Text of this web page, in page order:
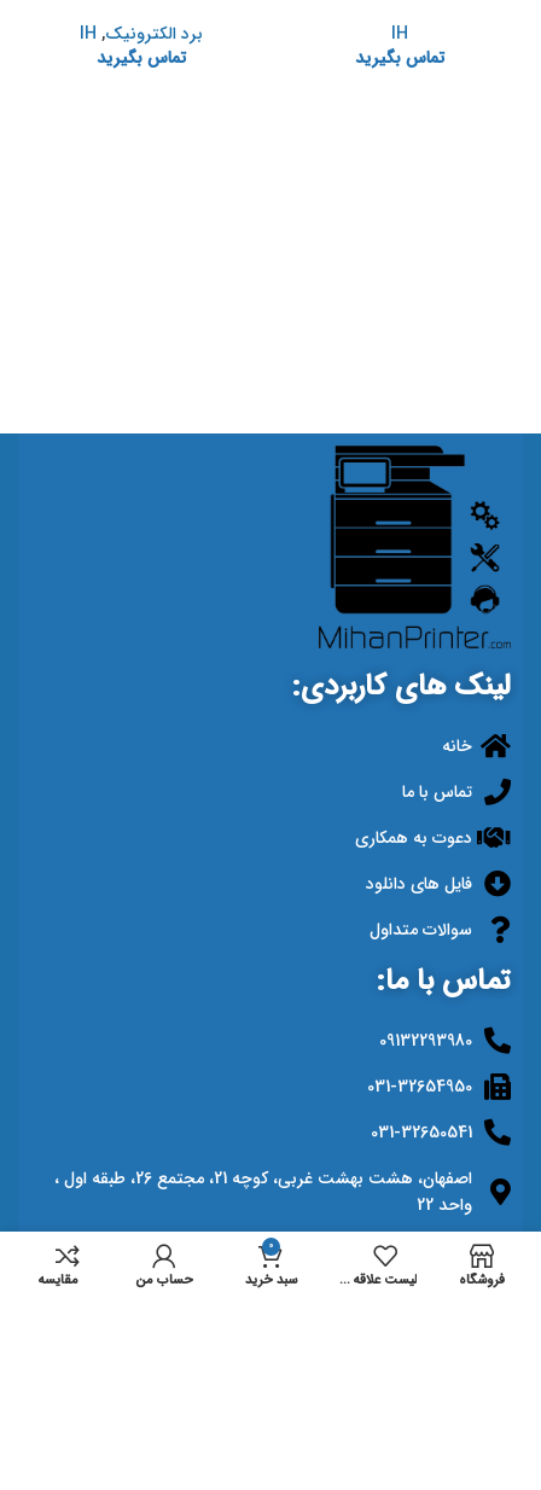
IH
تماس بگیرید
برد الکترونیک,
IH
تماس بگیرید
لینک های کاربردی:
خانه
تماس با ما
دعوت به همکاری
فایل های دانلود
سوالات متداول
تماس با ما:
09132293980
031-32654950
031-32650541
اصفهان، هشت بهشت غربی، کوچه 21، مجتمع 26، طبقه اول ،
واحد 22
info@mihanprinter.com
فروشگاه لیست علاقه مندی ها
0
سبد خرید حساب من مقايسه